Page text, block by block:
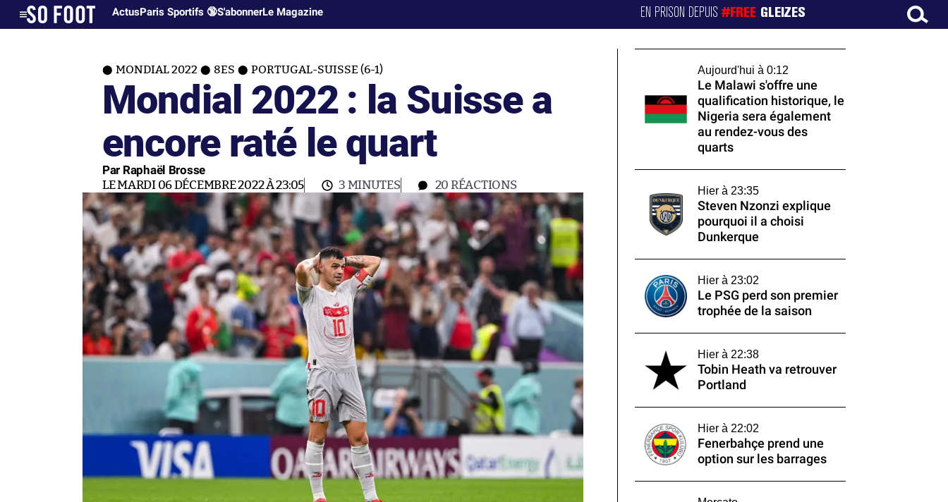
ActusParis Sportifs 🔞S'abonnerLe Magazine EN PRISON DEPUIS#FREE GLEIZES
MONDIAL 2022 8ES PORTUGAL-SUISSE (6-1)
Mondial 2022 : la Suisse a
encore raté le quart
Par Raphaël Brosse
LE MARDI 06 DÉCEMBRE 2022 À 23:05 3 MINUTES 20 RÉACTIONS
Aujourd'hui à 0:12
Le Malawi s'offre une
qualification historique, le
Nigeria sera également
au rendez-vous des
quarts
Hier à 23:35
Steven Nzonzi explique
pourquoi il a choisi
Dunkerque
Hier à 23:02
Le PSG perd son premier
trophée de la saison
Hier à 22:38
Tobin Heath va retrouver
Portland
Hier à 22:02
Fenerbahçe prend une
option sur les barrages